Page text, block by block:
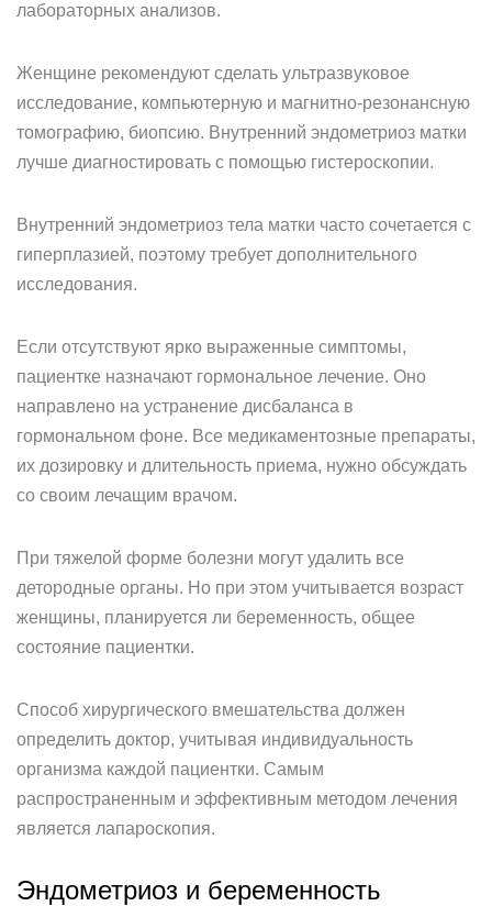
лабораторных анализов.
Женщине рекомендуют сделать ультразвуковое
исследование, компьютерную и магнитно-резонансную
томографию, биопсию. Внутренний эндометриоз матки
лучше диагностировать с помощью гистероскопии.
Внутренний эндометриоз тела матки часто сочетается с
гиперплазией, поэтому требует дополнительного
исследования.
Если отсутствуют ярко выраженные симптомы,
пациентке назначают гормональное лечение. Оно
направлено на устранение дисбаланса в
гормональном фоне. Все медикаментозные препараты,
их дозировку и длительность приема, нужно обсуждать
со своим лечащим врачом.
При тяжелой форме болезни могут удалить все
детородные органы. Но при этом учитывается возраст
женщины, планируется ли беременность, общее
состояние пациентки.
Способ хирургического вмешательства должен
определить доктор, учитывая индивидуальность
организма каждой пациентки. Самым
распространенным и эффективным методом лечения
является лапароскопия.
Эндометриоз и беременность